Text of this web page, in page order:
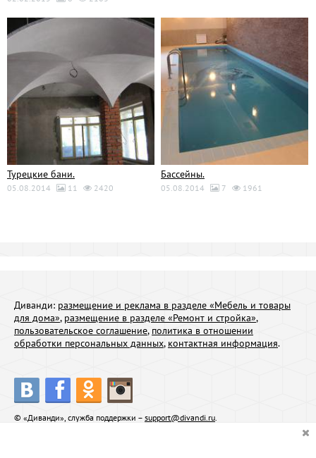
Турецкие бани.
05.08.2014 11 2420
Бассейны.
05.08.2014 7 1961
Диванди: размещение и реклама в разделе «Мебель и товары
для дома», размещение в разделе «Ремонт и стройка»,
пользовательское соглашение, политика в отношении
обработки персональных данных, контактная информация.
© «Диванди», служба поддержки – support@divandi.ru.